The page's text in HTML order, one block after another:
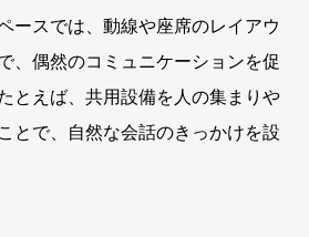
ースでは、動線や座席のレイアウ
、偶然のコミュニケーションを促
とえば、共用設備を人の集まりや
とで、自然な会話のきっかけを設